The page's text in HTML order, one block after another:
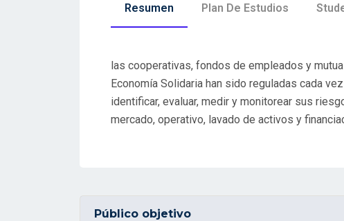
Resumen Plan De Estudios
las cooperativas, fondos de empleados y
Economía Solidaria han sido reguladas cada
identificar, evaluar, medir y monitorear sus
mercado, operativo, lavado de activos y
Público objetivo